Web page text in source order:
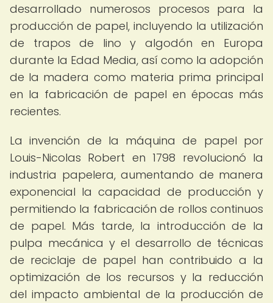
desarrollado numerosos procesos para la
producción de papel, incluyendo la utilización
de trapos de lino y algodón en Europa
durante la Edad Media, así como la adopción
de la madera como materia prima principal
en la fabricación de papel en épocas más
recientes.
La invención de la máquina de papel por
Louis-Nicolas Robert en 1798 revolucionó la
industria papelera, aumentando de manera
exponencial la capacidad de producción y
permitiendo la fabricación de rollos continuos
de papel. Más tarde, la introducción de la
pulpa mecánica y el desarrollo de técnicas
de reciclaje de papel han contribuido a la
optimización de los recursos y la reducción
del impacto ambiental de la producción de